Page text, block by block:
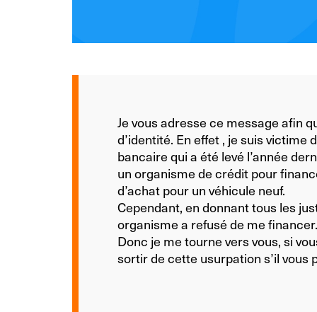
Je vous adresse ce message afin
d’identité. En effet , je suis victime
bancaire qui a été levé l’année
un organisme de crédit pour
d’achat pour un véhicule neuf.
Cependant, en donnant tous les
organisme a refusé de me financer.
Donc je me tourne vers vous, si
sortir de cette usurpation s’il vous